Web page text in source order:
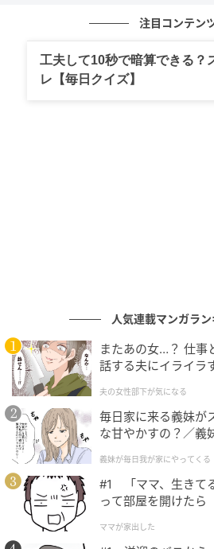
ベビーカレンダー
注目コンテン
工夫して10秒で暗算できる？
レ【毎日クイズ】
人気連載マンガラ
またあの女…？ 仕事
話する夫にイライラ
夫の女性部下が気になる
毎日家に来る義妹が
な甘やかすの？／義
が】
義妹が毎日我が家にやってくる
#1 「ママ、生きて
って部屋を開けたら
ママが家出した